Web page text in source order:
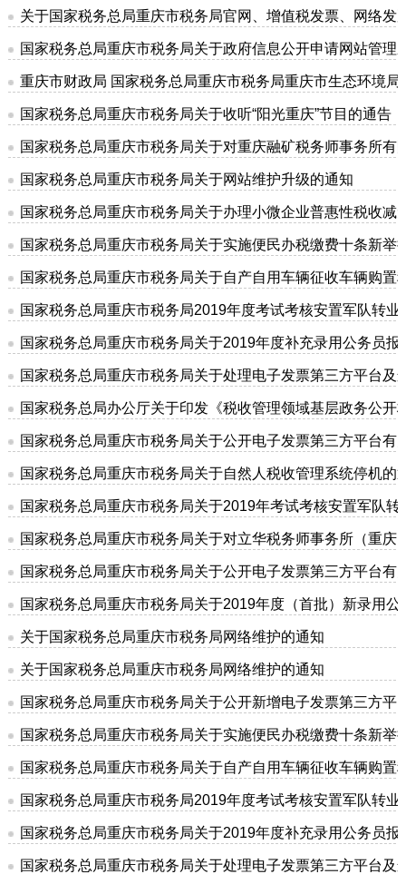
关于国家税务总局重庆市税务局官网、增值税发票、网络发
国家税务总局重庆市税务局关于政府信息公开申请网站管理
重庆市财政局 国家税务总局重庆市税务局重庆市生态环境
国家税务总局重庆市税务局关于收听“阳光重庆”节目的通告
国家税务总局重庆市税务局关于对重庆融矿税务师事务所有
国家税务总局重庆市税务局关于网站维护升级的通知
国家税务总局重庆市税务局关于办理小微企业普惠性税收减
国家税务总局重庆市税务局关于实施便民办税缴费十条新举
国家税务总局重庆市税务局关于自产自用车辆征收车辆购置
国家税务总局重庆市税务局2019年度考试考核安置军队转业
国家税务总局重庆市税务局关于2019年度补充录用公务员报
国家税务总局重庆市税务局关于处理电子发票第三方平台及
国家税务总局办公厅关于印发《税收管理领域基层政务公开
国家税务总局重庆市税务局关于公开电子发票第三方平台有
国家税务总局重庆市税务局关于自然人税收管理系统停机的
国家税务总局重庆市税务局关于2019年考试考核安置军队
国家税务总局重庆市税务局关于对立华税务师事务所（重庆
国家税务总局重庆市税务局关于公开电子发票第三方平台有
国家税务总局重庆市税务局关于2019年度（首批）新录用公
关于国家税务总局重庆市税务局网络维护的通知
关于国家税务总局重庆市税务局网络维护的通知
国家税务总局重庆市税务局关于公开新增电子发票第三方平
国家税务总局重庆市税务局关于实施便民办税缴费十条新举
国家税务总局重庆市税务局关于自产自用车辆征收车辆购置
国家税务总局重庆市税务局2019年度考试考核安置军队转业
国家税务总局重庆市税务局关于2019年度补充录用公务员报
国家税务总局重庆市税务局关于处理电子发票第三方平台及